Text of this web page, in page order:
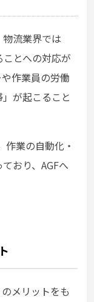
流業界では
ことへの対応が
作業員の労働
が起こること
業の自動化・
おり、AGFへ
メリットをも